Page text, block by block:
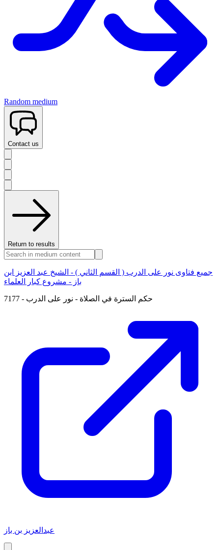
Random medium
Contact us
Return to results
جميع فتاوى نور على الدرب ( القسم الثاني ) - الشيخ عبد العزيز ابن
باز - مشروع كبار العلماء
7177 - حكم السترة في الصلاة - نور على الدرب
عبدالعزيز بن باز